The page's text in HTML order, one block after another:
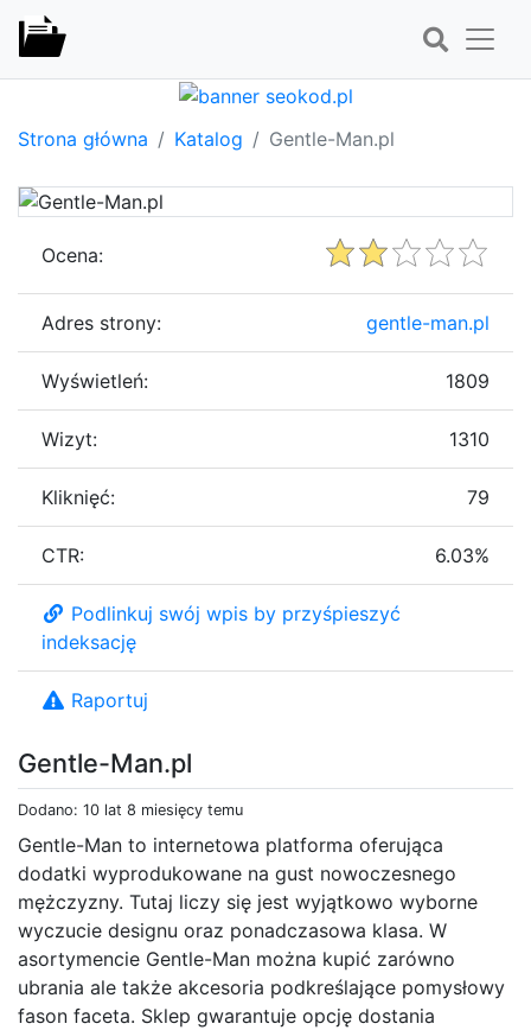
Strona główna Katalog Gentle-Man.pl
Gentle-Man.pl
Dodano: 10 lat 8 miesięcy temu
Gentle-Man to internetowa platforma oferująca
dodatki wyprodukowane na gust nowoczesnego
mężczyzny. Tutaj liczy się jest wyjątkowo wyborne
wyczucie designu oraz ponadczasowa klasa. W
asortymencie Gentle-Man można kupić zarówno
ubrania ale także akcesoria podkreślające pomysłowy
fason faceta. Sklep gwarantuje opcję dostania
Ocena:
Adres strony: gentle-man.pl
Wyświetleń: 1809
Wizyt: 1310
Kliknięć: 79
CTR: 6.03%
Podlinkuj swój wpis by przyśpieszyć
indeksację
Raportuj